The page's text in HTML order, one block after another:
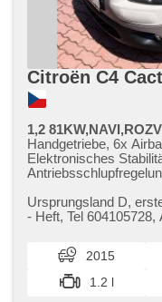
Citroën C4
1,2
Handgetriebe, 6x
Elektronisches
LED denní svícení,
Bordcomputer,
Fahrkamera,
einstellbar,
Vorderscheiben,
Ursprungsland D,​
- Heft,​ Tel 604105728,​
2015
1.2 l